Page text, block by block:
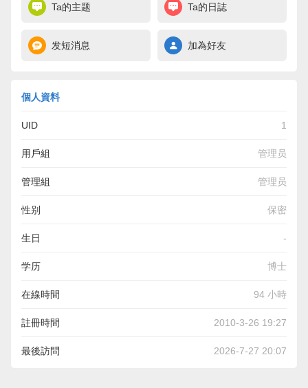
Ta的主题 Ta的日誌
发短消息 加為好友
個人資料
UID 1
用戶組 管理员
管理組 管理员
性别 保密
生日 -
学历 博士
在線時間 94 小時
註冊時間 2010-3-26 19:27
最後訪問 2026-7-27 20:07